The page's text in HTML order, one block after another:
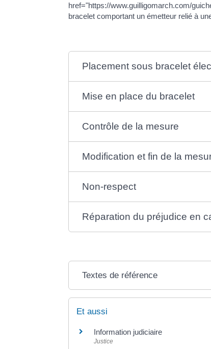
href="https://www.guilligomarch.com/
bracelet comportant un émetteur relié à
Placement sous bracelet
Mise en place du bracelet
Contrôle de la mesure
Modification et fin de la
Non-respect
Réparation du préjudice en
Textes de référence
Et aussi
Information judiciaire
Justice